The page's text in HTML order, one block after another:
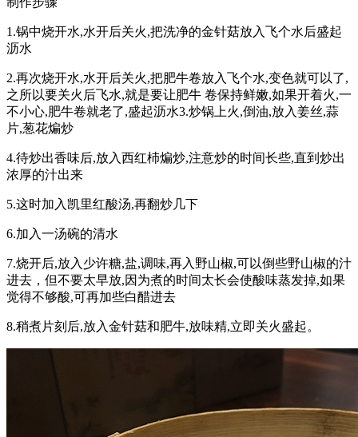
1.锅中烧开水,水开后关火,把洗净的金针菇放入飞个水后盛起
沥水
2.再次烧开水,水开后关火,把肥牛卷放入飞个水,变色就可以了,
之所以要关火后飞水,就是要让肥牛 卷保持鲜嫩,如果开着火,一
不小心,肥牛卷就老了,盛起沥水3.炒锅上火,倒油,放入姜丝,蒜
片,葱花煸炒
4.待炒出香味后,放入西红杮煸炒,注意炒的时间长些,直到炒出
浓厚的汁出来
5.这时加入凯里红酸汤,再翻炒几下
6.加入一汤碗的清水
7.烧开后,放入少许糖,盐,调味,再入野山椒,可以倒些野山椒的汁
进去，但不要太早放,因为煮的时间太长会使酸味蒸发掉,如果
觉得不够酸,可再加些白醋进去
8.稍煮片刻后,放入金针菇和肥牛,放味精,立即关火盛起。